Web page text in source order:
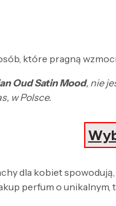
które pragną
Oud Satin Mood, nie
w Polsce.
dla kobiet
perfum o unikalnym,